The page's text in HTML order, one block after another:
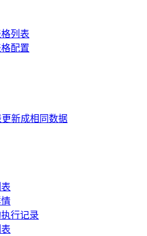
列表
配置
新成相同数据
行记录